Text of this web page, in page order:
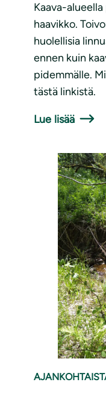
Kaava-
haavikko.
huolellisia
ennen kuin
pidemmälle.
tästä linkistä.
Lue lisää